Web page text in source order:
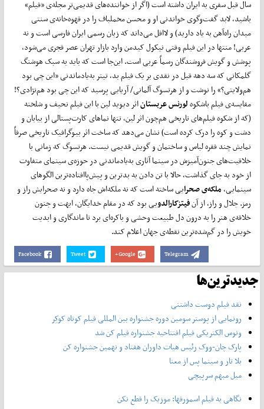
سال قبل سفری به ایران داشته است (اگر از خواننده‌های قدیمی‌تر مجله‌ی «فیلم»
باشید، لابد گفت‌و‌گوی خواندنی او و محسن مخملباف را در قهوه‌خانه‌ی سنتی
میدان راه‌آهن به یاد دارید) و لااقل می‌داند که زبان رسمی ایران فارسی است و نه
عربی! منتها در این فیلم وقتی نیکول کیدمن وارد بازار تهران عصر قجری می‌شود،
پوشش و گویش فروشندگان رسماً عربی است. این‌جا است که باید به سبک هوشنگ
گلمکانی که سه دهه قبل در نقدی بر یک فیلم بد، تیتر به‌یادماندنی «این چی بود
هم‌ولایتی؟» را نوشت و از هرتسوگ آلمانی/ آریایی پرسید که این چی بود هم‌نژادی؟!
مقایسه‌ی فیلم باشکوهلورنس عربستاناثر دیوید لین با این فیلم نحیف و شلخته
(که از شکوه فیلم‌های تاریخی هم‌چون اثر لین، تنها نماهای کارت‌پستالی از بیابان و
دشت و کوه را درک کرده است) نشان می‌دهد که ساخت اثر بیوگرافیک تاریخی صرفاً
نمایش چند فقره لباس و ساختمان و گویش قدیمی نیست. هرتسوگ که زمانی با
خلاقیت‌های جنون‌آمیزش در سینما آثاری به‌یادماندنی در حوزه‌ی سینمای متفاوت
از خود به جای گذاشت، حالا با تن دادن به بد‌ترین و پیش‌پاافتاده‌ترین الگوهای
سینمایی،ملکه‌ی صحرایی ساخته است که نه ملکه‌اش جاه دارد و نه صحرایش راز و
رمز. جلال و راز، از آنفیتزکارالدویی بود که در مقام خدایگان، ابهت و جنون
خلاقه‌ی هنر را به درون دل طبیعت وحشی و باکره‌ای برد تا ماندگاری و ابدیت
خویش را در گم‌شده‌ترین نقطه‌ی جهان اعلام کند.
Facebook Tweet Google+ Telegram
جدیدترین‌ها
نقد فیلم دوست داشتنی
رونمایی از پوستر‌ سومین دوره جشنواره بین المللی فیلم کوتاه کوکِر
ونوس الکتریکی فیلم افتتاحیه جشنواره فیلم کن شد
پارک چان-ووک رئیس هیات داوران هفتاد و نهمین جشنواره کن
بلا تار و سینما پس از معنا
میل مبهم سرپیچی
نگاهی به فیلم اسمورفها: موزیک را قطع نکن